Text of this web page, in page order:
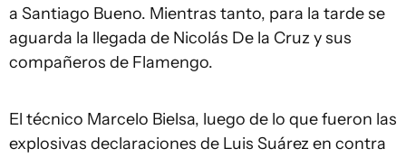
a Santiago Bueno. Mientras tanto, para la tarde se
aguarda la llegada de Nicolás De la Cruz y sus
compañeros de Flamengo.
El técnico Marcelo Bielsa, luego de lo que fueron las
explosivas declaraciones de Luis Suárez en contra